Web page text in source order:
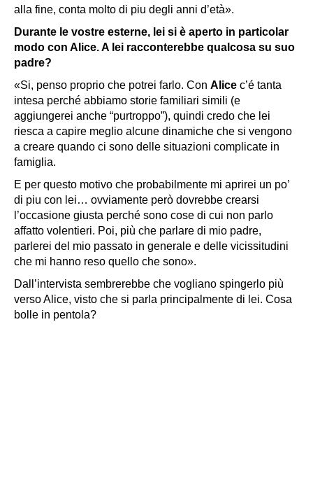
alla fine, conta molto di piu degli anni d’età».
Durante le vostre esterne, lei si è aperto in particolar
modo con Alice. A lei racconterebbe qualcosa su suo
padre?
«Si, penso proprio che potrei farlo. Con Alice c’é tanta
intesa perché abbiamo storie familiari simili (e
aggiungerei anche “purtroppo”), quindi credo che lei
riesca a capire meglio alcune dinamiche che si vengono
a creare quando ci sono delle situazioni complicate in
famiglia.
E per questo motivo che probabilmente mi aprirei un po’
di piu con lei… ovviamente però dovrebbe crearsi
l’occasione giusta perché sono cose di cui non parlo
affatto volentieri. Poi, più che parlare di mio padre,
parlerei del mio passato in generale e delle vicissitudini
che mi hanno reso quello che sono».
Dall’intervista sembrerebbe che vogliano spingerlo più
verso Alice, visto che si parla principalmente di lei. Cosa
bolle in pentola?